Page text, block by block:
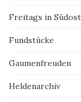
Freitags in Südost
Fundstücke
Gaumenfreuden
Heldenarchiv